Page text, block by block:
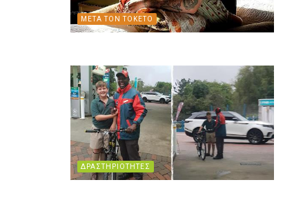
ΜΕΤΑ ΤΟΝ ΤΟΚΕΤΟ
ΔΡΑΣΤΗΡΙΟΤΗΤΕΣ